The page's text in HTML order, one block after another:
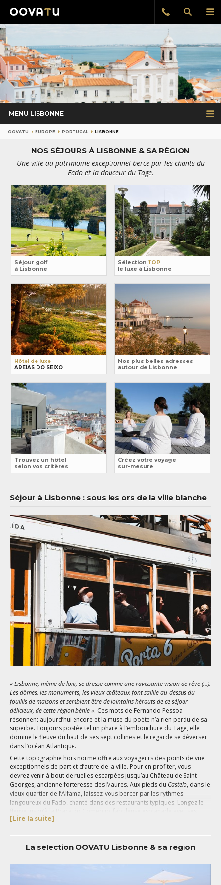
le
Afficher
la
Rappel
gratuit
MENU LISBONNE
OOVATU EUROPE PORTUGAL LISBONNE
NOS SÉJOURS À LISBONNE & SA RÉGION
Une ville au patrimoine exceptionnel bercé par les chants du
Fado et la douceur du Tage.
Séjour golf
à Lisbonne
Sélection TOP
le luxe à Lisbonne
Hôtel de luxe
AREIAS DO SEIXO
Nos plus belles adresses
autour de Lisbonne
Trouvez un hôtel
selon vos critères
Créez votre voyage
sur-mesure
Séjour à Lisbonne : sous les ors de la ville blanche
« Lisbonne, même de loin, se dresse comme une ravissante vision de rêve (…).
Les dômes, les monuments, les vieux châteaux font saillie au-dessus du
fouillis de maisons et semblent être de lointains hérauts de ce séjour
délicieux, de cette région bénie ». Ces mots de Fernando Pessoa
résonnent aujourd’hui encore et la muse du poète n’a rien perdu de sa
superbe. Toujours postée tel un phare à l’embouchure du Tage, elle
domine le fleuve du haut de ses sept collines et le regarde se déverser
dans l’océan Atlantique.
Cette topographie hors norme offre aux voyageurs des points de vue
exceptionnels de part et d’autre de la ville. Pour en profiter, vous
devrez venir à bout de ruelles escarpées jusqu’au Château de Saint-
Georges, ancienne forteresse des Maures. Aux pieds du Castelo, dans le
vieux quartier de l’Alfama, laissez-vous bercer par les rythmes
langoureux du Fado, chanté dans des restaurants typiques. Longez le
bâtiments jaunes ornés d’arcades et son Arc de Triomphe s’ouvrant sur
ville. Depuis ce centre névralgique où les bars, restaurants et boutiques
sont légion, vous pourrez facilement rejoindre les principales
Baixa au Bairro Alto, et faites une halte au Couvent des Carmes où vous
découvrirez les ruines d’une ancienne église gothique frappée par un
tremblement de terre. Dans la nef centrale, le toit a disparu et seuls les
[Lire la suite]
La sélection OOVATU Lisbonne & sa région